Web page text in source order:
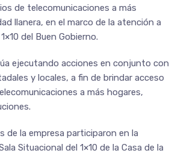
de telecomunicaciones a más
llanera, en el marco de la atención a
del Buen Gobierno.
ejecutando acciones en conjunto con
y locales, a fin de brindar acceso
a más hogares,
de la empresa participaron en la
Situacional del 1×10 de la Casa de la